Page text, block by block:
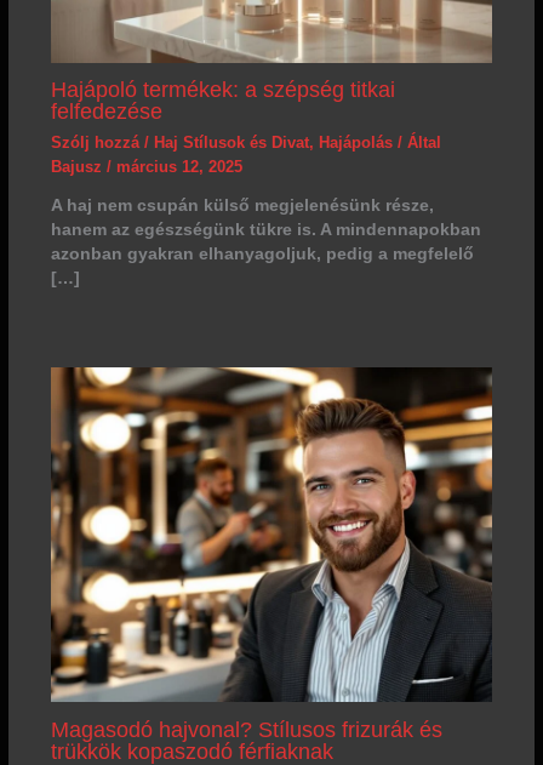
Hajápoló termékek: a szépség titkai
felfedezése
Szólj hozzá / Haj Stílusok és Divat, Hajápolás/ Által
Bajusz / március 12, 2025
A haj nem csupán külső megjelenésünk része,
hanem az egészségünk tükre is. A mindennapokban
azonban gyakran elhanyagoljuk, pedig a megfelelő
[…]
Magasodó hajvonal? Stílusos frizurák és
trükkök kopaszodó férfiaknak